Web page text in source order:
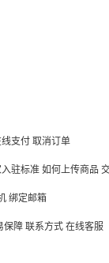
支付 取消订单
入驻标准 如何上传商品
绑定邮箱
保障 联系方式 在线客服